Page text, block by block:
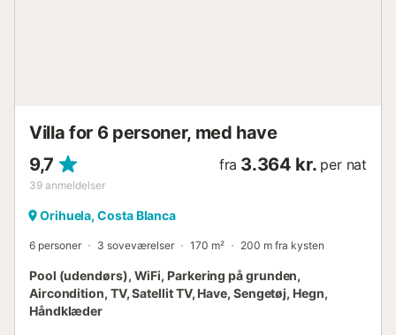
Villa for 6 personer, med have
9,7
39 anmeldelser
fra 3.364 kr. per nat
Orihuela, Costa Blanca
6 personer 3 soveværelser 170 m² 200 m fra kysten
Pool (udendørs), WiFi, Parkering på grunden,
Aircondition, TV, Satellit TV, Have, Sengetøj, Hegn,
Håndklæder